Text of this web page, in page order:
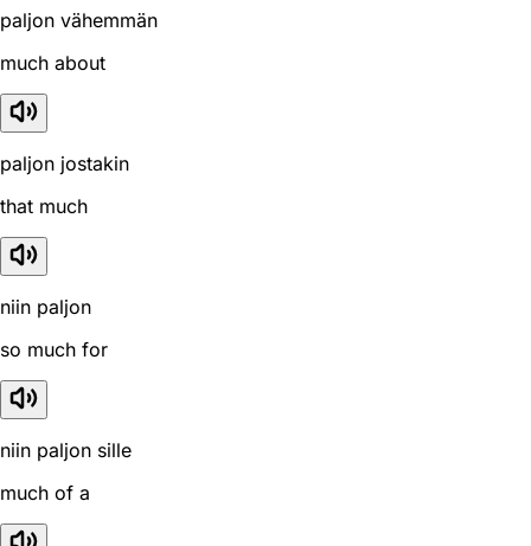
paljon vähemmän
much about
paljon jostakin
that much
niin paljon
so much for
niin paljon sille
much of a